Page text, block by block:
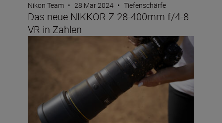
Nikon Team • 28 Mar 2024 • Tiefenschärfe
Das neue NIKKOR Z 28-400mm f/4-8
VR in Zahlen
Das neue Supertele NIKKOR Z 600mm f/6.3 VR S in